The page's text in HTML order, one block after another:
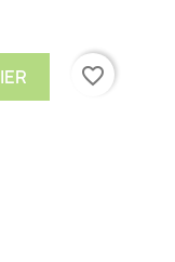
favorite_border